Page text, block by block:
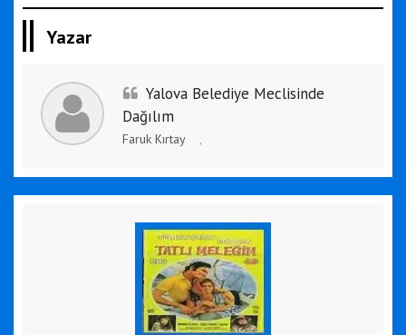
Yazar
Yalova Belediye Meclisinde
Dağılım
Faruk Kırtay ,